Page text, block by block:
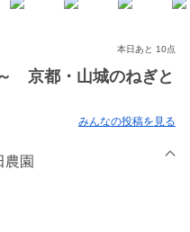
本日あと 10点
京都・山城のねぎと
みんなの投稿を見る
農園